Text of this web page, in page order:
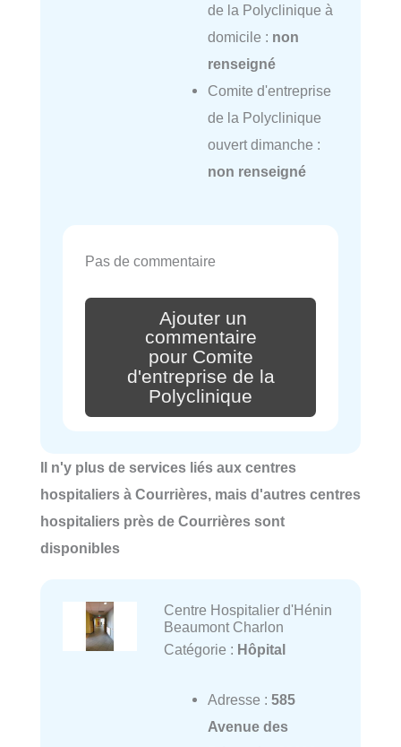
de la Polyclinique à
domicile : non
renseigné
Comite d'entreprise
de la Polyclinique
ouvert dimanche :
non renseigné
Pas de commentaire
Ajouter un
commentaire
pour Comite
d'entreprise de la
Polyclinique
Il n'y plus de services liés aux centres
hospitaliers à Courrières, mais d'autres centres
hospitaliers près de Courrières sont
disponibles
Centre Hospitalier d'Hénin
Beaumont Charlon
Catégorie : Hôpital
Adresse : 585
Avenue des